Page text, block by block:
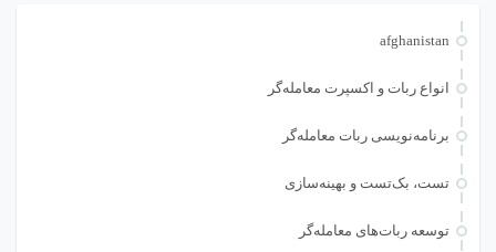
afghanistan
انواع ربات و اکسپرت معامله‌گر
برنامه‌نویسی ربات معامله‌گر
تست، بک‌تست و بهینه‌سازی
توسعه ربات‌های معامله‌گر